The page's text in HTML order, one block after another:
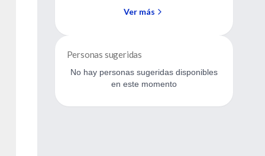
hipertensión y enfermedad renal
Ver más
Personas sugeridas
No hay personas sugeridas disponibles
en este momento